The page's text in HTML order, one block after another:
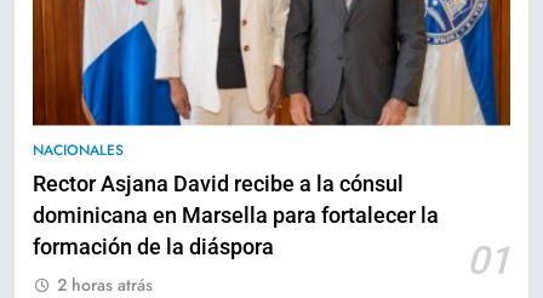
NACIONALES
Rector Asjana David recibe a la cónsul
dominicana en Marsella para fortalecer la
formación de la diáspora
01
2 horas atrás